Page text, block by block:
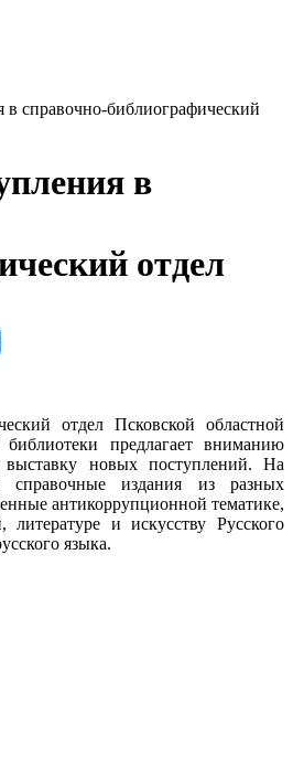
справочно-библиографический
в
отдел
отдел Псковской областной
библиотеки предлагает вниманию
выставку новых поступлений. На
справочные издания из разных
антикоррупционной тематике,
литературе и искусству Русского
языка.